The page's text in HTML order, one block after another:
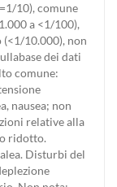
10), comune
a <1/100),
10.000), non
dei dati
comune:
nausea; non
relative alla
ridotto.
Disturbi del